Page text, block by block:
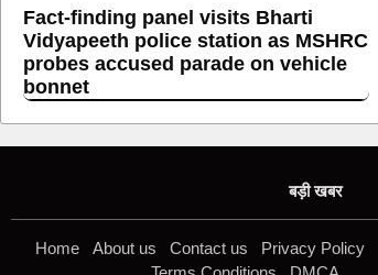
Fact-finding panel visits Bharti
Vidyapeeth police station as MSHRC
probes accused parade on vehicle
bonnet
बड़ी खबर
Home About us Contact us Privacy Policy